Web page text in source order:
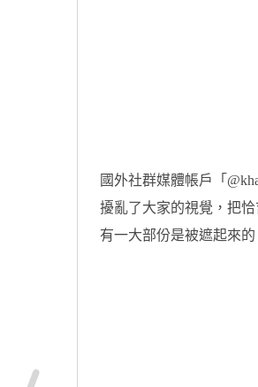
國外社群媒體帳戶「
擾亂了大家的視覺，把
有一大部份是被遮起來的